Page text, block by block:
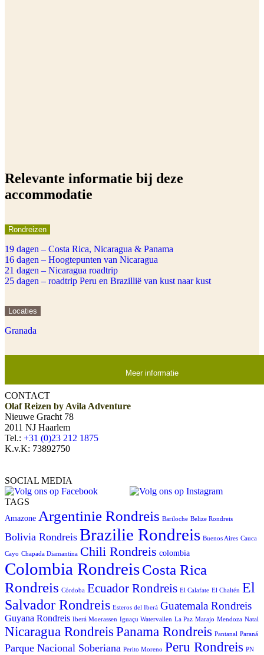
Relevante informatie bij deze
accommodatie
Rondreizen
19 dagen – Costa Rica, Nicaragua & Panama
16 dagen – Hoogtepunten van Nicaragua
21 dagen – Nicaragua roadtrip
25 dagen – roadtrip Peru en Brazillië van kust naar kust
Locaties
Granada
Meer informatie
CONTACT
Olaf Reizen by Avila Adventure
Nieuwe Gracht 78
2011 NJ Haarlem
Tel.: +31 (0)23 212 1875
K.v.K: 73892750
SOCIAL MEDIA
TAGS
Amazone Argentinie Rondreis Bariloche Belize Rondreis
Bolivia Rondreis Brazilie Rondreis Buenos Aires Cauca
Cayo Chapada Diamantina Chili Rondreis colombia
Colombia RondreisCosta Rica
Rondreis Córdoba Ecuador Rondreis El Calafate El Chaltén El
Salvador Rondreis Esteros del Iberá Guatemala Rondreis
Guyana Rondreis Iberá Moerassen Iguaçu Watervallen La Paz Marajo Mendoza Natal
Nicaragua Rondreis Panama Rondreis Pantanal Paraná
Parque Nacional Soberiana Perito Moreno Peru Rondreis PN